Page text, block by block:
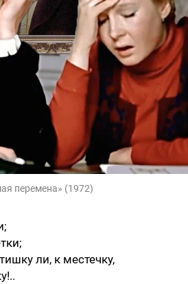
перемена» (1972)
ли, к местечку,